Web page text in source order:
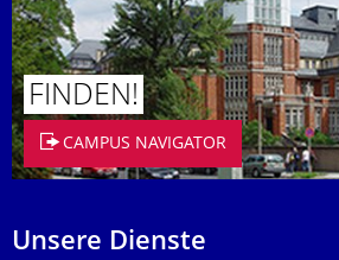
FINDEN!
CAMPUS NAVIGATOR
Unsere Dienste